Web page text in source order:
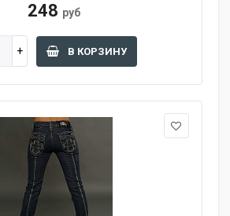
248 руб
В КОРЗИНУ